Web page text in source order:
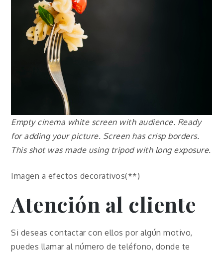
Empty cinema white screen with audience. Ready
for adding your picture. Screen has crisp borders.
This shot was made using tripod with long exposure.
Imagen a efectos decorativos(**)
Atención al cliente
Si deseas contactar con ellos por algún motivo,
puedes llamar al número de teléfono, donde te